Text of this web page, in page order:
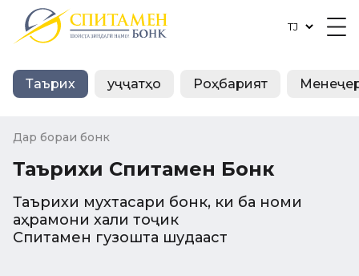
Таърих Ҳуҷҷатҳо Роҳбарият
Дар бораи бонк
Таърихи Спитамен Бонк
Таърихи мухтасари бонк, ки ба номи
қаҳрамони халқи тоҷик
Спитамен гузошта шудааст